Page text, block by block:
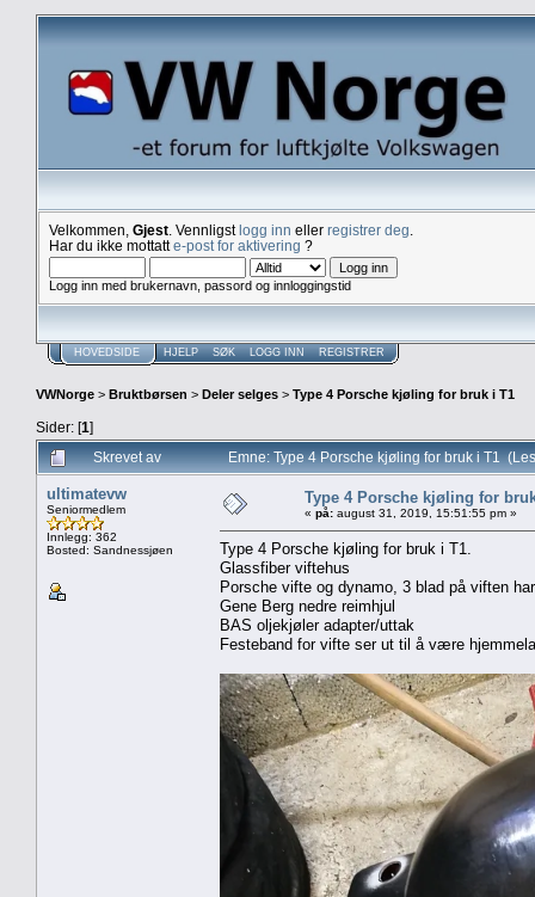
Velkommen, Gjest . Vennligstlogg inn eller registrer deg
Har du ikke mottatte-post for aktivering ?
Logg inn med brukernavn, passord og innloggingstid
HOVEDSIDE HJELP SØK LOGG INN REGISTRER
VWNorge > Bruktbørsen > Deler selges > Type 4 Porsche kjøling for bruk i T1
Sider: [1]
Skrevet av
Emne: Type 4 Porsche kjøling for bruk i T1
ultimatevw
Seniormedlem
Innlegg: 362
Bosted: Sandnessjøen
Type 4 Porsche kjøling for
« på: august 31, 2019, 15:51:55 pm »
Type 4 Porsche kjøling for bruk i T1.
Glassfiber viftehus
Porsche vifte og dynamo, 3 blad på viften
Gene Berg nedre reimhjul
BAS oljekjøler adapter/uttak
Festeband for vifte ser ut til å være